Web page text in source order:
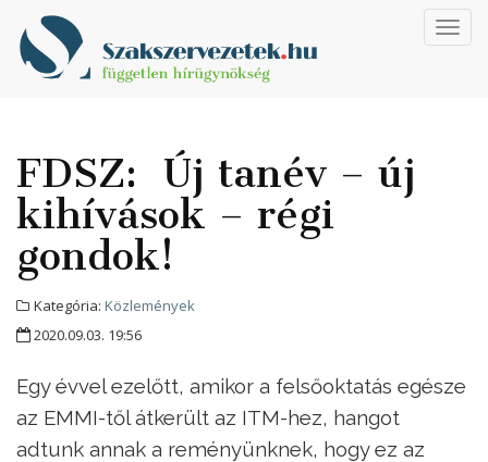
FDSZ: Új tanév – új
kihívások – régi
gondok!
Kategória: Közlemények
2020.09.03. 19:56
Egy évvel ezelőtt, amikor a felsőoktatás egésze
az EMMI-től átkerült az ITM-hez, hangot
adtunk annak a reményünknek, hogy ez az